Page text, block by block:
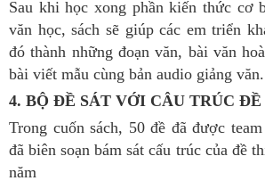
Sau khi học xong phần kiến thức cơ
văn học, sách sẽ giúp các em triển
đó thành những đoạn văn, bài văn
bài viết mẫu cùng bản audio giảng văn.
4. BỘ ĐỀ SÁT VỚI CÂU TRÚC
Trong cuốn sách, 50 đề đã được
đã biên soạn bám sát cấu trúc của đề
năm